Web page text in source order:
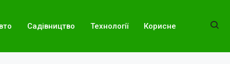
Садівництво Технології Корисне